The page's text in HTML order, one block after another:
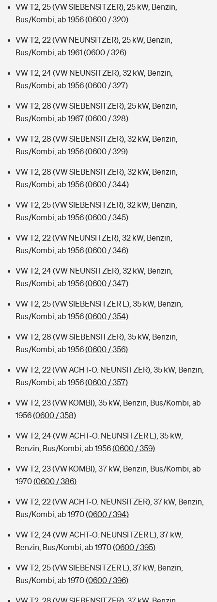
VW T2, 25 (VW SIEBENSITZER), 25 kW, Benzin,
Bus/Kombi, ab 1956(0600 / 320)
VW T2, 22 (VW NEUNSITZER), 25 kW, Benzin,
Bus/Kombi, ab 1961 (0600 / 326)
VW T2, 24 (VW NEUNSITZER), 32 kW, Benzin,
Bus/Kombi, ab 1956(0600 / 327)
VW T2, 28 (VW SIEBENSITZER), 25 kW, Benzin,
Bus/Kombi, ab 1967(0600 / 328)
VW T2, 28 (VW SIEBENSITZER), 32 kW, Benzin,
Bus/Kombi, ab 1956(0600 / 329)
VW T2, 28 (VW SIEBENSITZER), 32 kW, Benzin,
Bus/Kombi, ab 1956(0600 / 344)
VW T2, 25 (VW SIEBENSITZER), 32 kW, Benzin,
Bus/Kombi, ab 1956(0600 / 345)
VW T2, 22 (VW NEUNSITZER), 32 kW, Benzin,
Bus/Kombi, ab 1956(0600 / 346)
VW T2, 24 (VW NEUNSITZER), 32 kW, Benzin,
Bus/Kombi, ab 1956(0600 / 347)
VW T2, 25 (VW SIEBENSITZER L), 35 kW, Benzin,
Bus/Kombi, ab 1956(0600 / 354)
VW T2, 28 (VW SIEBENSITZER), 35 kW, Benzin,
Bus/Kombi, ab 1956(0600 / 356)
VW T2, 22 (VW ACHT-O. NEUNSITZER), 35 kW, Benzin,
Bus/Kombi, ab 1956(0600 / 357)
VW T2, 23 (VW KOMBI), 35 kW, Benzin, Bus/Kombi, ab
1956(0600 / 358)
VW T2, 24 (VW ACHT-O. NEUNSITZER L), 35 kW,
Benzin, Bus/Kombi, ab 1956(0600 / 359)
VW T2, 23 (VW KOMBI), 37 kW, Benzin, Bus/Kombi, ab
1970(0600 / 386)
VW T2, 22 (VW ACHT-O. NEUNSITZER), 37 kW, Benzin,
Bus/Kombi, ab 1970(0600 / 394)
VW T2, 24 (VW ACHT-O. NEUNSITZER L), 37 kW,
Benzin, Bus/Kombi, ab 1970(0600 / 395)
VW T2, 25 (VW SIEBENSITZER L), 37 kW, Benzin,
Bus/Kombi, ab 1970(0600 / 396)